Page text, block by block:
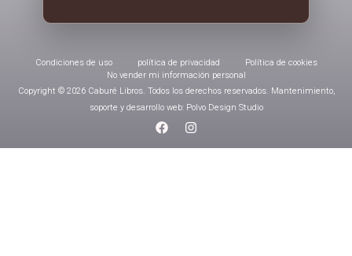
Condiciones de uso política de privacidad
Política de cookies
No vender mi información personal
Copyright © 2026 Caburé Libros. Todos los derechos reservados. Mantenimiento,
soporte y desarrollo web: Polvo Design Studio